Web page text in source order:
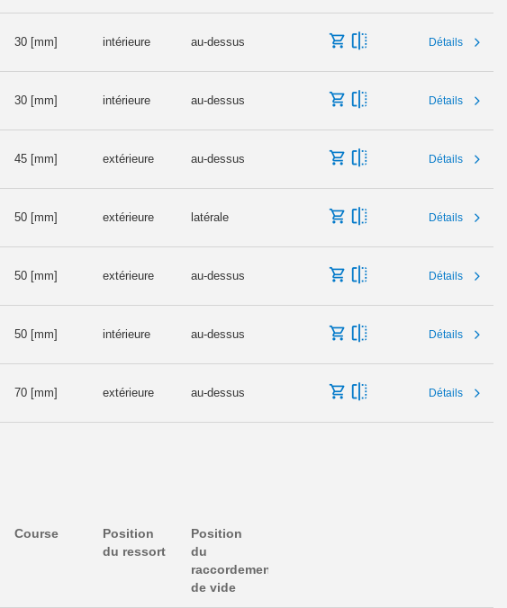
30 [mm] intérieure au-dessus Détails
30 [mm] intérieure au-dessus Détails
45 [mm] extérieure au-dessus Détails
50 [mm] extérieure latérale Détails
50 [mm] extérieure au-dessus Détails
50 [mm] intérieure au-dessus Détails
70 [mm] extérieure au-dessus Détails
Course
Position
du ressort
Position
du
raccordement
de vide